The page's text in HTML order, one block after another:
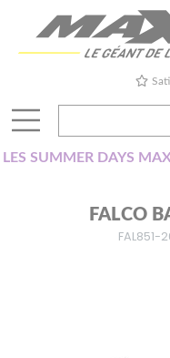
LES SUMMER DAYS
FALCO
FAL851-